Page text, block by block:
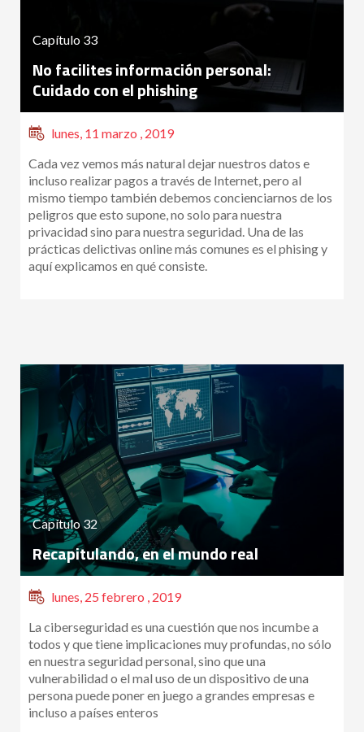
Capítulo 33
No facilites información personal:
Cuidado con el phishing
lunes, 11 marzo , 2019
Cada vez vemos más natural dejar nuestros datos e
incluso realizar pagos a través de Internet, pero al
mismo tiempo también debemos concienciarnos de los
peligros que esto supone, no solo para nuestra
privacidad sino para nuestra seguridad. Una de las
prácticas delictivas online más comunes es el phising y
aquí explicamos en qué consiste.
Capítulo 32
Recapitulando, en el mundo real
lunes, 25 febrero , 2019
La ciberseguridad es una cuestión que nos incumbe a
todos y que tiene implicaciones muy profundas, no sólo
en nuestra seguridad personal, sino que una
vulnerabilidad o el mal uso de un dispositivo de una
persona puede poner en juego a grandes empresas e
incluso a países enteros